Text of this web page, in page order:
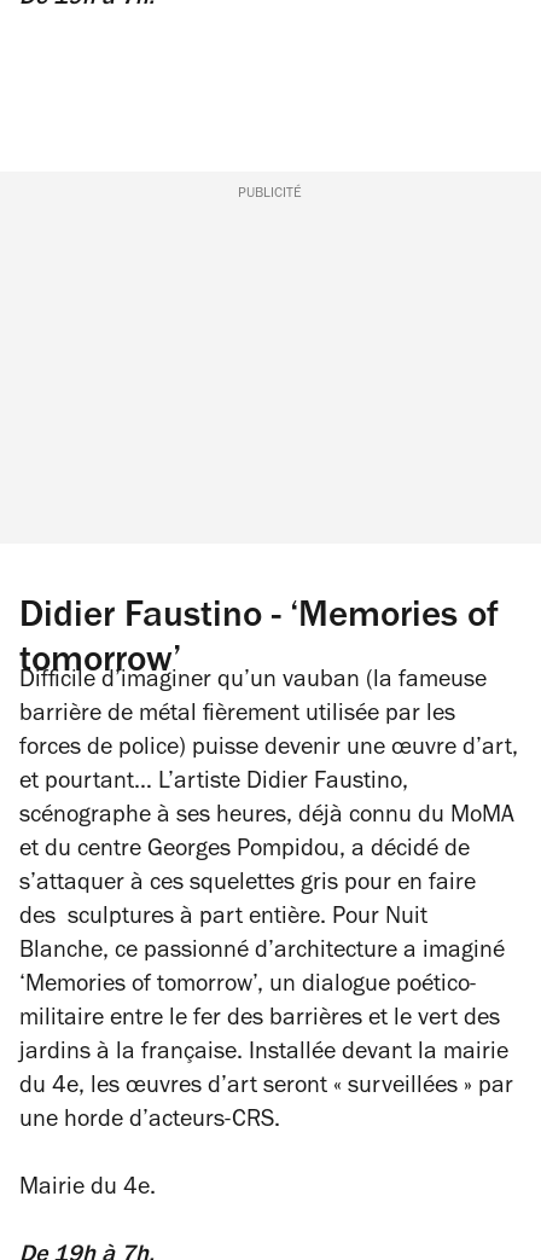
PUBLICITÉ
Didier Faustino - ‘Memories of
tomorrow’
Difficile d’imaginer qu’un vauban (la fameuse
barrière de métal fièrement utilisée par les
forces de police) puisse devenir une œuvre d’art,
et pourtant… L’artiste Didier Faustino,
scénographe à ses heures, déjà connu du MoMA
et du centre Georges Pompidou, a décidé de
s’attaquer à ces squelettes gris pour en faire
des sculptures à part entière. Pour Nuit
Blanche, ce passionné d’architecture a imaginé
‘Memories of tomorrow’, un dialogue poético-
militaire entre le fer des barrières et le vert des
jardins à la française. Installée devant la mairie
du 4e, les œuvres d’art seront « surveillées » par
une horde d’acteurs-CRS.
Mairie du 4e.